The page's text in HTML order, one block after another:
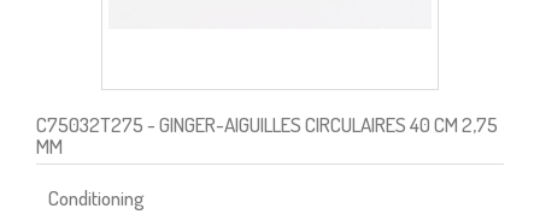
C75032T275- GINGER-AIGUILLES CIRCULAIRES 40 CM 2,75
MM
Conditioning